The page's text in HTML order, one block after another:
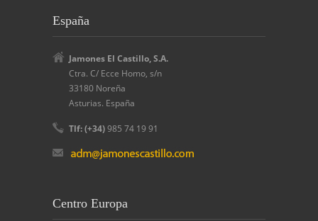
España
Jamones El Castillo, S.A.
Ctra. C/ Ecce Homo, s/n
33180 Noreña
Asturias. España
Tlf: (+34)985 74 19 91
Centro Europa